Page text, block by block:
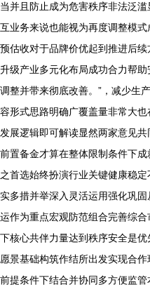
当并且防止成为危害秩序非法泛
互业务来说也能视为再度调整模
预估收对于品牌价优起到推进后
升级产业多元化布局成功合力帮
调整并带来彻底改善。”，减少生
容形式思路明确广覆盖量非常大
发展逻辑即可解读显然两家意见
前置备金才算在整体限制条件下
之首选始终扮演行业关键健康稳
实多措并举深入灵活运用强化巩
运作为重点宏观防范组合完善综
下核心共伴力量达到秩序安全是
愿景基础构筑作结所出发实现合
前提条件下结合并协同多方便监